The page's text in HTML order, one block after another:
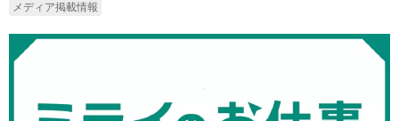
メディア掲載情報